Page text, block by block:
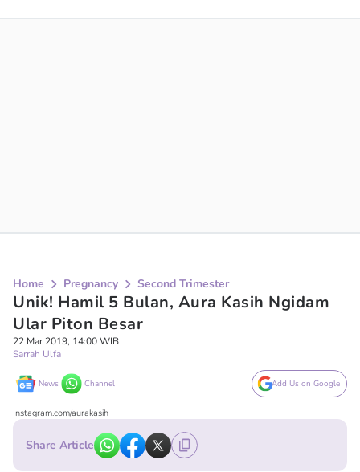
Home Pregnancy Second Trimester
Unik! Hamil 5 Bulan, Aura Kasih Ngidam
Ular Piton Besar
22 Mar 2019, 14:00 WIB
Sarrah Ulfa
News Channel Add Us on Google
Instagram.com/aurakasih
Share Article